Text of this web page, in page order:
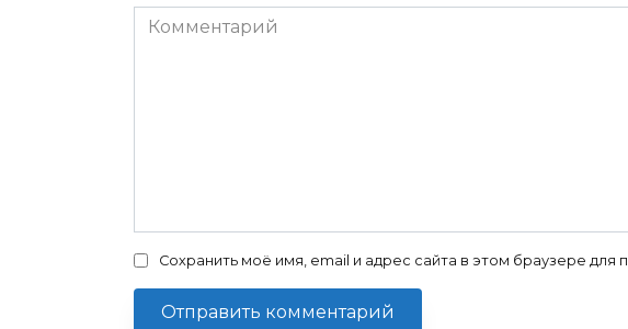
Комментарий
Сохранить моё имя, email и адрес сайта в этом браузере